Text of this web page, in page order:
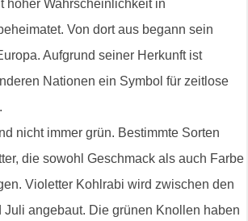
hoher Wahrscheinlichkeit in
Von dort aus begann sein
Aufgrund seiner Herkunft ist
Nationen ein Symbol für zeitlose
nicht immer grün. Bestimmte Sorten
die sowohl Geschmack als auch Farbe
Violetter Kohlrabi wird zwischen den
Juli angebaut. Die grünen Knollen haben